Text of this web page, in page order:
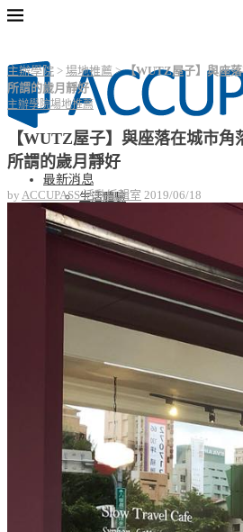
最新消息
生活體驗
學習課程
美味佳餚
藝文生活
視聽饗宴
操作教學
功能優化
廣告投放
趨勢分享
合作案例
網紅體驗
場地推薦
編輯推薦
特選活動
知識分享
活動攻略
探索技巧
主辦學院 > 場地推薦>【WUTZ屋子】與座
所謂的歲月靜好
主辦學院場地推薦
【WUTZ屋子】與座落在城市
所謂的歲月靜好
by ACCUPASS 活動編輯室 2019/06/18